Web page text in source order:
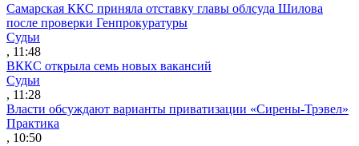
Самарская ККС приняла отставку главы облсуда Шилова
после проверки Генпрокуратуры
Судьи
, 11:48
ВККС открыла семь новых вакансий
Судьи
, 11:28
Власти обсуждают варианты приватизации «Сирены-Трэвел»
Практика
, 10:50